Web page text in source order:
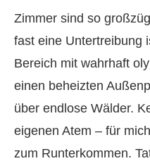
Zimmer sind so
fast eine Untertreibung
Bereich mit wahrhaft
einen beheizten
über endlose Wälder.
eigenen Atem – für
zum Runterkommen.